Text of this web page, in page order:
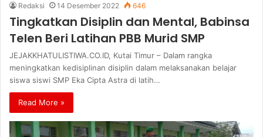
Redaksi 14 Desember 2022 646
Tingkatkan Disiplin dan Mental, Babinsa
Telen Beri Latihan PBB Murid SMP
JEJAKKHATULISTIWA.CO.ID, Kutai Timur – Dalam rangka
meningkatkan kedisiplinan disiplin dalam melaksanakan belajar
siswa siswi SMP Eka Cipta Astra di latih…
Read More »